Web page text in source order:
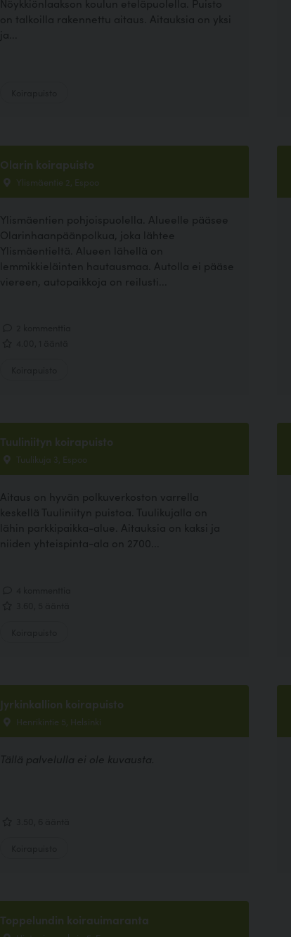
Nöykkiönlaakson koulun eteläpuolella. Puisto
on talkoilla rakennettu aitaus. Aitauksia on yksi
ja...
Olarin koirapuisto
Ylismäentie 2, Espoo
Ylismäentien pohjoispuolella. Alueelle pääsee
Olarinhaanpäänpolkua, joka lähtee
Ylismäentieltä. Alueen lähellä on
lemmikkieläinten hautausmaa. Autolla ei pääse
viereen, autopaikkoja on reilusti...
Tuuliniityn koirapuisto
Tuulikuja 3, Espoo
Aitaus on hyvän polkuverkoston varrella
keskellä Tuuliniityn puistoa. Tuulikujalla on
lähin parkkipaikka-alue. Aitauksia on kaksi ja
niiden yhteispinta-ala on 2700...
Jyrkinkallion koirapuisto
Henrikintie 5, Helsinki
Tällä palvelulla ei ole kuvausta.
Toppelundin koirauimaranta